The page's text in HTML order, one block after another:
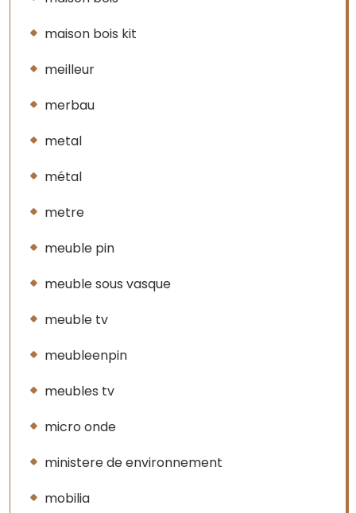
maison bois kit
meilleur
merbau
metal
métal
metre
meuble pin
meuble sous vasque
meuble tv
meubleenpin
meubles tv
micro onde
ministere de environnement
mobilia